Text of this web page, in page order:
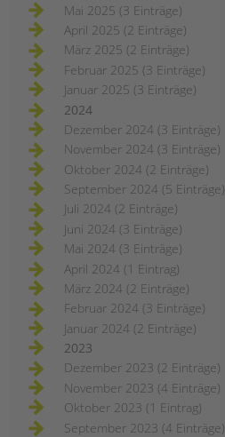
Mai 2025 (3 Einträge)
April 2025 (2 Einträge)
März 2025 (2 Einträge)
Februar 2025 (3 Einträge)
Januar 2025 (3 Einträge)
2024
Dezember 2024 (3 Einträge)
November 2024 (3 Einträge)
Oktober 2024 (2 Einträge)
September 2024 (5 Einträge)
Juli 2024 (2 Einträge)
Juni 2024 (3 Einträge)
Mai 2024 (3 Einträge)
April 2024 (1 Eintrag)
März 2024 (2 Einträge)
Februar 2024 (3 Einträge)
Januar 2024 (2 Einträge)
2023
Dezember 2023 (2 Einträge)
November 2023 (4 Einträge)
Oktober 2023 (1 Eintrag)
September 2023 (4 Einträge)